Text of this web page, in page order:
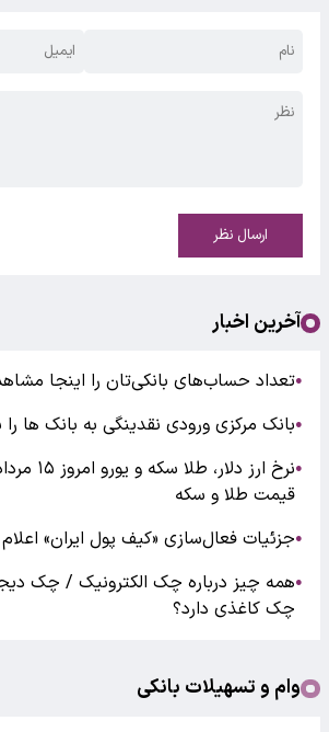
ارسال نظر
آخرین اخبار
●تعداد حساب‌های بانکی‌تان را اینجا
●بانک مرکزی ورودی نقدینگی به بانک ها
●
قیمت طلا و سکه
●جزئیات فعال‌سازی «کیف پول ایران»
●همه چیز درباره چک الکترونیک / چک
چک کاغذی دارد؟
وام و تسهیلات بانکی